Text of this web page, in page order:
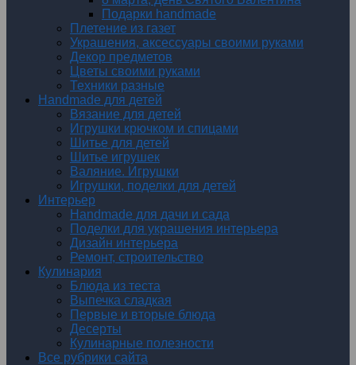
Подарки handmade
Плетение из газет
Украшения, аксессуары своими руками
Декор предметов
Цветы своими руками
Техники разные
Handmade для детей
Вязание для детей
Игрушки крючком и спицами
Шитье для детей
Шитье игрушек
Валяние. Игрушки
Игрушки, поделки для детей
Интерьер
Handmade для дачи и сада
Поделки для украшения интерьера
Дизайн интерьера
Ремонт, строительство
Кулинария
Блюда из теста
Выпечка сладкая
Первые и вторые блюда
Десерты
Кулинарные полезности
Все рубрики сайта